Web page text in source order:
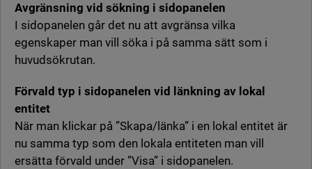
Avgränsning vid sökning i sidopanelen
I sidopanelen går det nu att avgränsa vilka
egenskaper man vill söka i på samma sätt som i
huvudsökrutan.
Förvald typ i sidopanelen vid länkning av lokal
entitet
När man klickar på ”Skapa/länka” i en lokal entitet är
nu samma typ som den lokala entiteten man vill
ersätta förvald under ”Visa” i sidopanelen.